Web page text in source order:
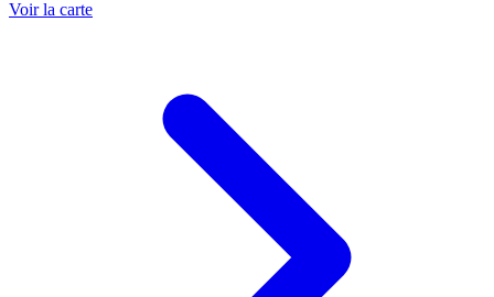
Voir la carte